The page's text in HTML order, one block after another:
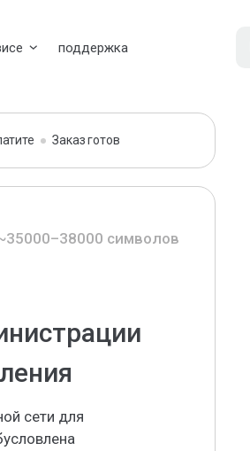
поддержка
Заказ готов
символов
сети для